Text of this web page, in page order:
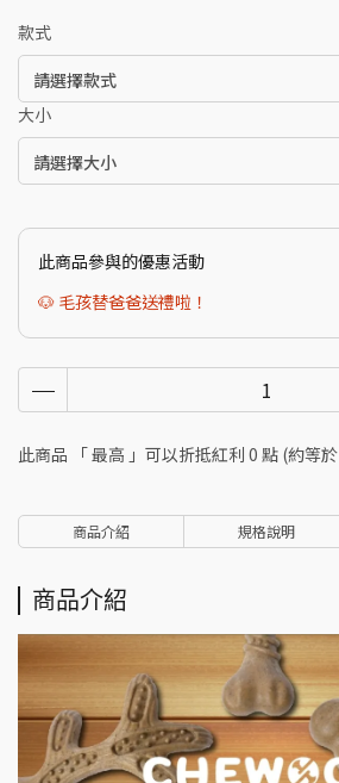
款式
請選擇款式
大小
請選擇大小
此商品參與的優惠活動
🐶 毛孩替爸爸送禮啦！
此商品 「 最高 」可以折抵紅利 0 點 (約等於
商品介紹 規格說明
商品介紹